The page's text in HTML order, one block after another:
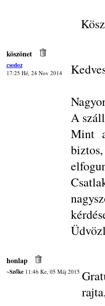
köszönet
csodoz
17:25 Hé, 24 Nov 2014
A
Mint
honlap
~Szőke11:46 Ke, 05 Máj 2015